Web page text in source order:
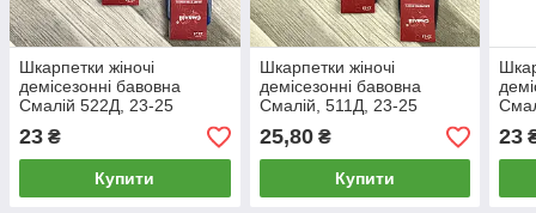
Шкарпетки жіночі
демісезонні бавовна
Смалій 522Д, 23-25
розмір, 14026
23 ₴
Купити
Шкарпетки жіночі
демісезонні бавовна
Смалій, 511Д, 23-25
розмір, 40365
25,80₴
Купити
23